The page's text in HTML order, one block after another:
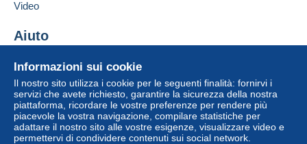
dell'acquirente.
clausole relative al pagamento, queste sono da
considerarsi nulle e non dovute. Le condizioni di
pagamento del sito Delcampe, definite nelle
condizioni d'uso, sono le uniche applicabili.
Gli acquisti devono essere pagati entro14 giorni
Informazioni sui cookie
Il nostro sito utilizza i cookie per le seguenti finalità: fornirvi i
servizi che avete richiesto, garantire la sicurezza della nostra
piattaforma, ricordare le vostre preferenze per rendere più
piacevole la vostra navigazione, compilare statistiche per
adattare il nostro sito alle vostre esigenze, visualizzare video e
permettervi di condividere contenuti sui social network.
Video
Aiuto
Acquistare su Delcampe
Vendere su Delcampe
Un sito sicuro